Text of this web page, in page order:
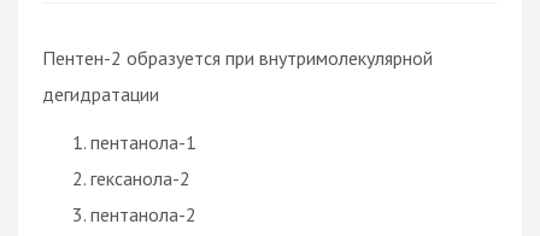
Пентен-2 образуется при внутримолекулярной
дегидратации
пентанола-1
гексанола-2
пентанола-2